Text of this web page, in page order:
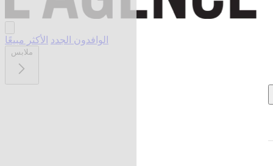
الوافدون الجدد الأكثر مبيعًا
ملابس